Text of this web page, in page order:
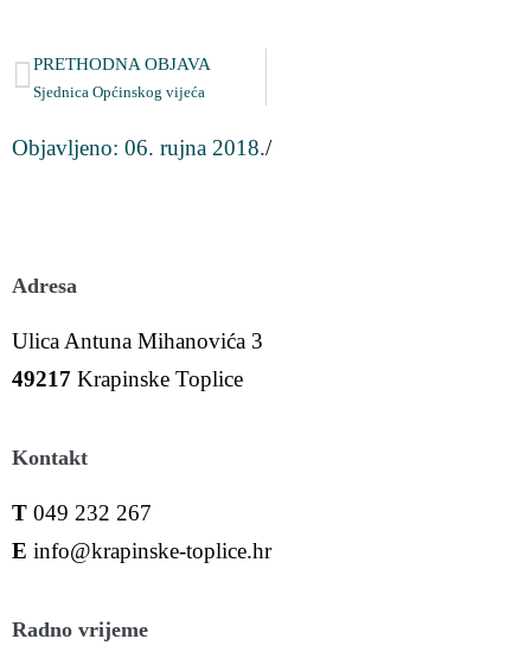
PRETHODNA OBJAVA
Sjednica Općinskog vijeća
Objavljeno: 06. rujna 2018./
Adresa
Ulica Antuna Mihanovića 3
49217 Krapinske Toplice
Kontakt
T 049 232 267
E info@krapinske-toplice.hr
Radno vrijeme